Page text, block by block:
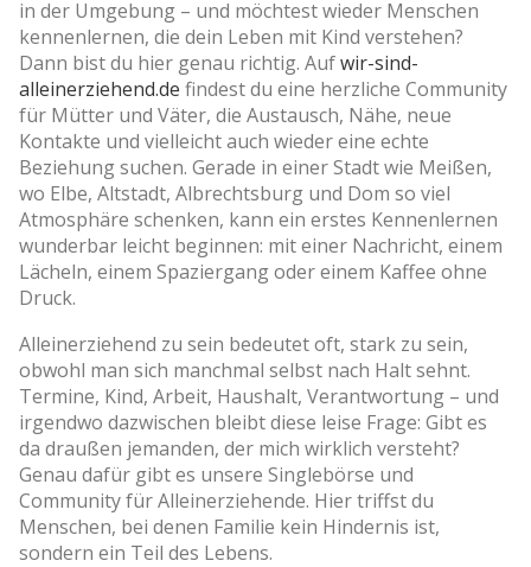
in der Umgebung – und möchtest wieder Menschen
kennenlernen, die dein Leben mit Kind verstehen?
Dann bist du hier genau richtig. Aufwir-sind-
alleinerziehend.de findest du eine herzliche Community
für Mütter und Väter, die Austausch, Nähe, neue
Kontakte und vielleicht auch wieder eine echte
Beziehung suchen. Gerade in einer Stadt wie Meißen,
wo Elbe, Altstadt, Albrechtsburg und Dom so viel
Atmosphäre schenken, kann ein erstes Kennenlernen
wunderbar leicht beginnen: mit einer Nachricht, einem
Lächeln, einem Spaziergang oder einem Kaffee ohne
Druck.
Alleinerziehend zu sein bedeutet oft, stark zu sein,
obwohl man sich manchmal selbst nach Halt sehnt.
Termine, Kind, Arbeit, Haushalt, Verantwortung – und
irgendwo dazwischen bleibt diese leise Frage: Gibt es
da draußen jemanden, der mich wirklich versteht?
Genau dafür gibt es unsere Singlebörse und
Community für Alleinerziehende. Hier triffst du
Menschen, bei denen Familie kein Hindernis ist,
sondern ein Teil des Lebens.